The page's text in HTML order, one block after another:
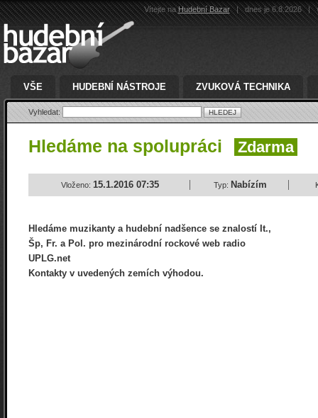
Vítejte naHudební Bazar | dnes je 6.8.2026 |
VŠE HUDEBNÍ NÁSTROJE ZVUKOVÁ TECHNIKA
Vyhledat:
Hledáme na spolupráci Zdarma
Vloženo: 15.1.2016 07:35 Typ: Nabízím
Hledáme muzikanty a hudební nadšence se znalostí It.,
Šp, Fr. a Pol. pro mezinárodní rockové web radio
UPLG.net
Kontakty v uvedených zemích výhodou.